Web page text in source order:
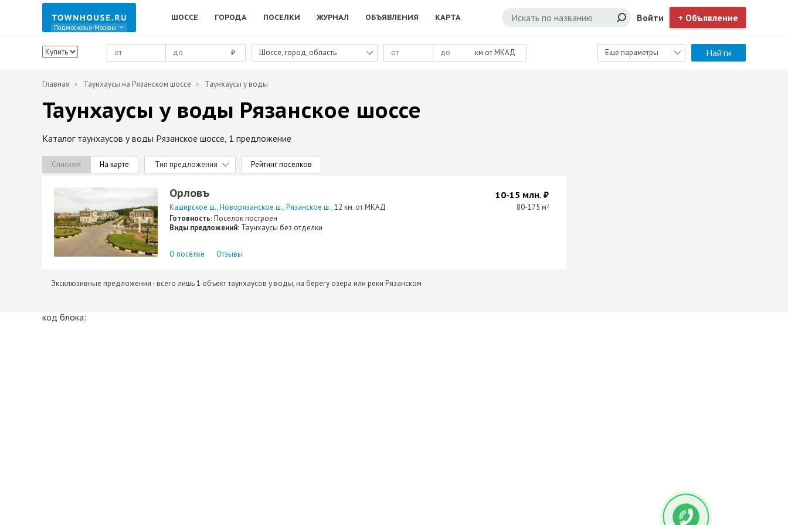
Подмосковья-Москвы
ШОССЕ ГОРОДА ПОСЕЛКИ ЖУРНАЛ ОБЪЯВЛЕНИЯ КАРТА Войти + Объявление
₽ Шоссе, город, область км от МКАД Еще параметры Найти
Главная Таунхаусы на Рязанском шоссе Таунхаусы у воды
Таунхаусы у воды Рязанское шоссе
Каталог таунхаусов у воды Рязанское шоссе, 1 предложение
Списком На карте Тип предложения Рейтинг поселков
Орловъ
Каширское ш. Новорязанское ш. Рязанское ш. 12 км. от МКАД
10-15 млн. ₽
80-175 м 2
Готовность:Поселок построен
Виды предложений: Таунхаусы без отделки
О посёлке Отзывы
Эксклюзивные предложения - всего лишь 1 объект таунхаусов у воды, на берегу озера или реки Рязанском
код блока: